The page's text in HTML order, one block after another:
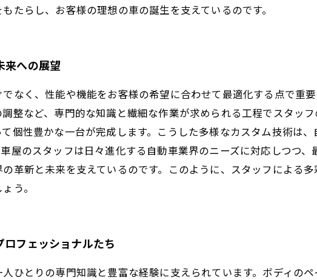
たらし、お客様の理想の車の誕生を支えているのです。
来への展望
なく、性能や機能をお客様の希望に合わせて最適化する点で重
整など、専門的な知識と繊細な作業が求められる工程でスタッ
個性豊かな一台が完成します。こうした多様なカスタム技術は
屋のスタッフは日々進化する自動車業界のニーズに対応しつつ
革新と未来を支えているのです。このように、スタッフによる
う。
フェッショナルたち
ひとりの専門知識と豊富な経験に支えられています。ボディのペ